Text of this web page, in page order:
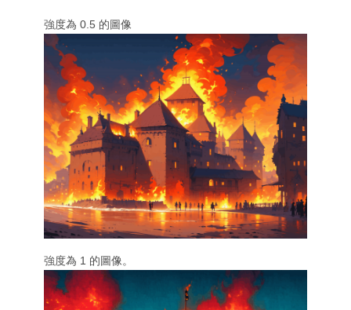
強度為 0.5 的圖像
強度為 1 的圖像。